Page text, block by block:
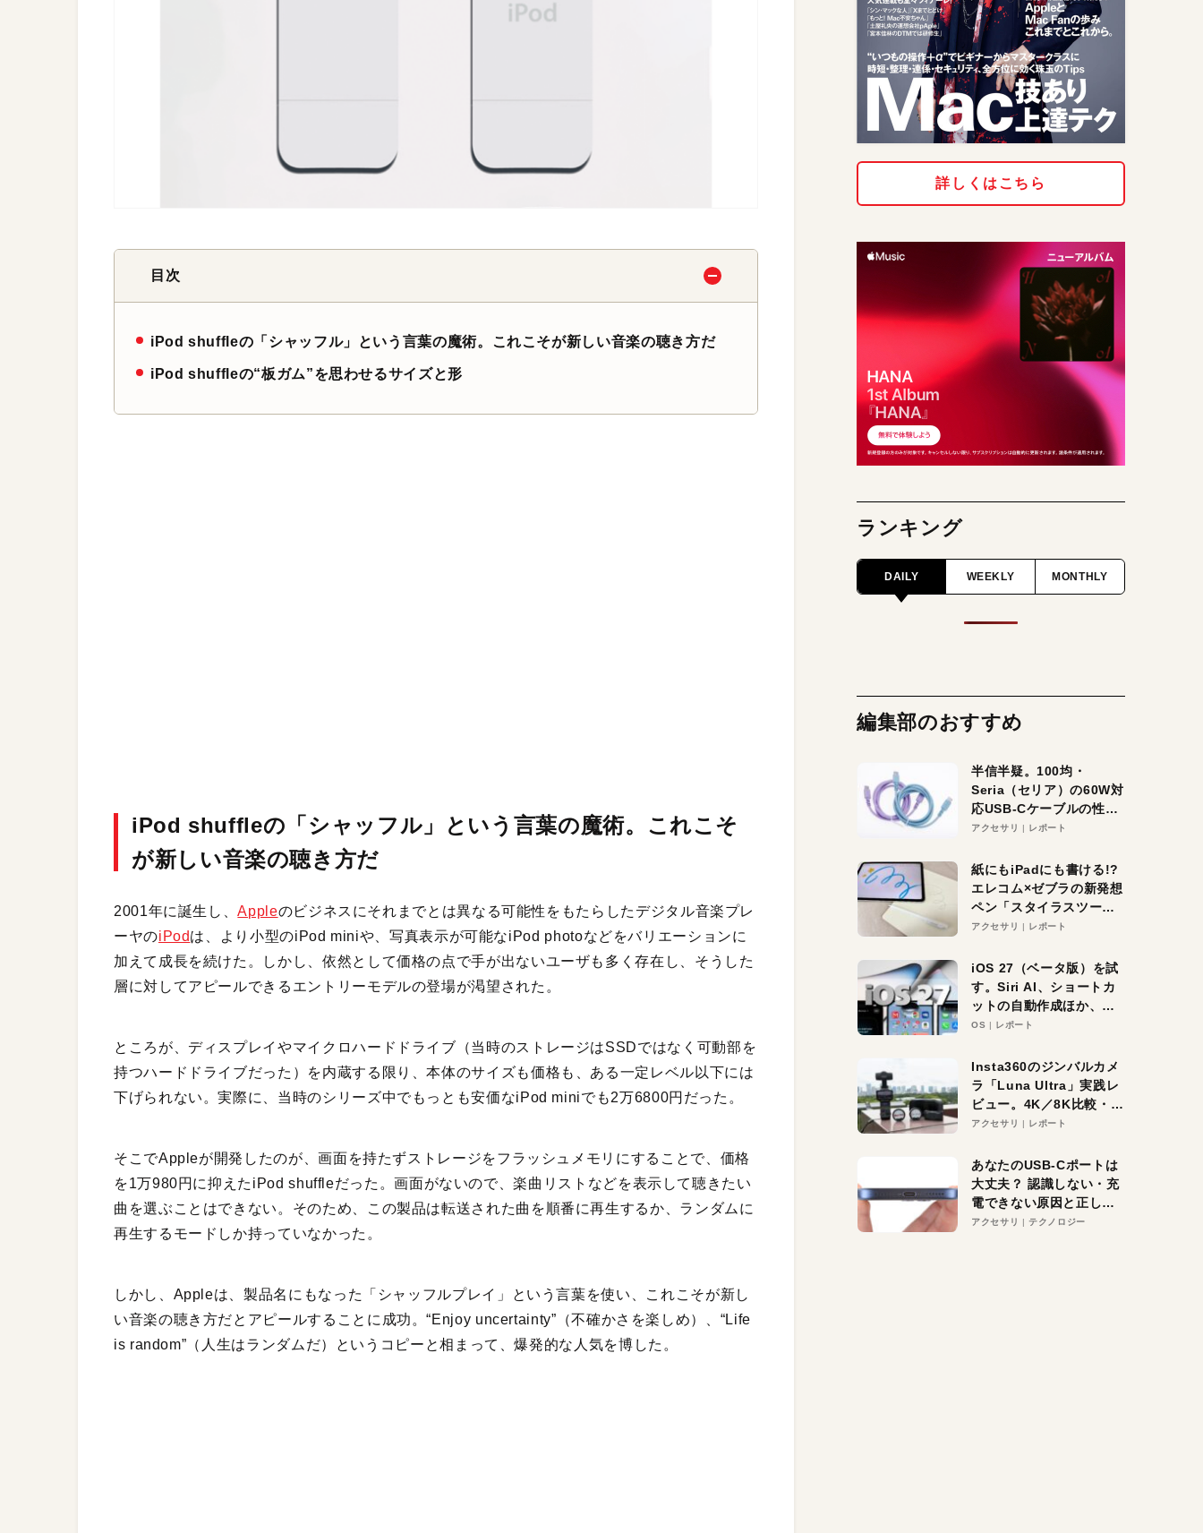
目次
iPod shuffleの「シャッフル」という言葉の魔術。これこそが新しい音楽の聴き方だ
iPod shuffleの“板ガム”を思わせるサイズと形
iPod shuffleの「シャッフル」という言葉の魔術。これこそ
が新しい音楽の聴き方だ
2001年に誕生し、Appleのビジネスにそれまでとは異なる可能性をもたらしたデジタル音楽プレ
ーヤのiPodは、より小型のiPod miniや、写真表示が可能なiPod photoなどをバリエーションに
加えて成長を続けた。しかし、依然として価格の点で手が出ないユーザも多く存在し、そうした
層に対してアピールできるエントリーモデルの登場が渇望された。
ところが、ディスプレイやマイクロハードドライブ（当時のストレージはSSDではなく可動部を
持つハードドライブだった）を内蔵する限り、本体のサイズも価格も、ある一定レベル以下には
下げられない。実際に、当時のシリーズ中でもっとも安価なiPod miniでも2万6800円だった。
そこでAppleが開発したのが、画面を持たずストレージをフラッシュメモリにすることで、価格
を1万980円に抑えたiPod shuffleだった。画面がないので、楽曲リストなどを表示して聴きたい
曲を選ぶことはできない。そのため、この製品は転送された曲を順番に再生するか、ランダムに
再生するモードしか持っていなかった。
しかし、Appleは、製品名にもなった「シャッフルプレイ」という言葉を使い、これこそが新し
い音楽の聴き方だとアピールすることに成功。“Enjoy uncertainty”（不確かさを楽しめ）、“Life
is random”（人生はランダムだ）というコピーと相まって、爆発的な人気を博した。
詳しくはこちら
ランキング
DAILY WEEKLY MONTHLY
編集部のおすすめ
半信半疑。100均・
Seria（セリア）の60W対
応USB-Cケーブルの性能
を検証。超コスパの1本を
アクセサリ レポート
紙にもiPadにも書ける!?
エレコム×ゼブラの新発想
ペン「スタイラスツーウ
ェイ」レビュー。持ち替
アクセサリ レポート
iOS 27（ベータ版）を試
す。Siri AI、ショートカ
ットの自動作成ほか、期
待大の便利機能5選。
る未来はすぐそこ！
OS レポート
Insta360のジンバルカメ
ラ「Luna Ultra」実践レ
ビュー。4K／8K比較・ズ
ーム・夜間撮影をチェッ
アクセサリ レポート
あなたのUSB-Cポートは
大丈夫？ 認識しない・充
電できない原因と正しい
対策
アクセサリ テクノロジー